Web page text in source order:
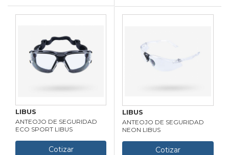
LIBUS
ANTEOJO DE SEGURIDAD
ECO SPORT LIBUS
Cotizar
LIBUS
ANTEOJO DE SEGURIDAD
NEON LIBUS
Cotizar